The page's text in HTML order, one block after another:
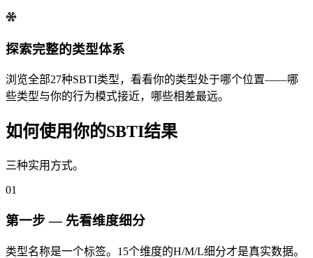
探索完整的类型体系
浏览全部27种SBTI类型，看看你的类型处于哪个位置——哪
些类型与你的行为模式接近，哪些相差最远。
如何使用你的SBTI结果
三种实用方式。
01
第一步 — 先看维度细分
类型名称是一个标签。15个维度的H/M/L细分才是真实数据。